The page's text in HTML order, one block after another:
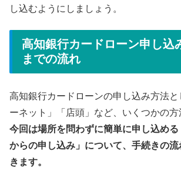
し込むようにしましょう。
高知銀行カードローン申し込
までの流れ
高知銀行カードローンの申し込み方法
ーネット」「店頭」など、いくつかの方
今回は場所を問わずに簡単に申し込める
からの申し込み」について、手続きの
きます。